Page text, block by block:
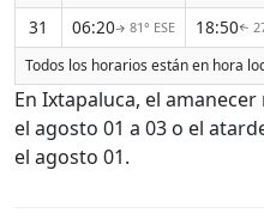
31
06:20↑ 81° ESE 18:50↑
Todos los horarios están en hora
En Ixtapaluca, el
el agosto 01 a 03 o el
el agosto 01.